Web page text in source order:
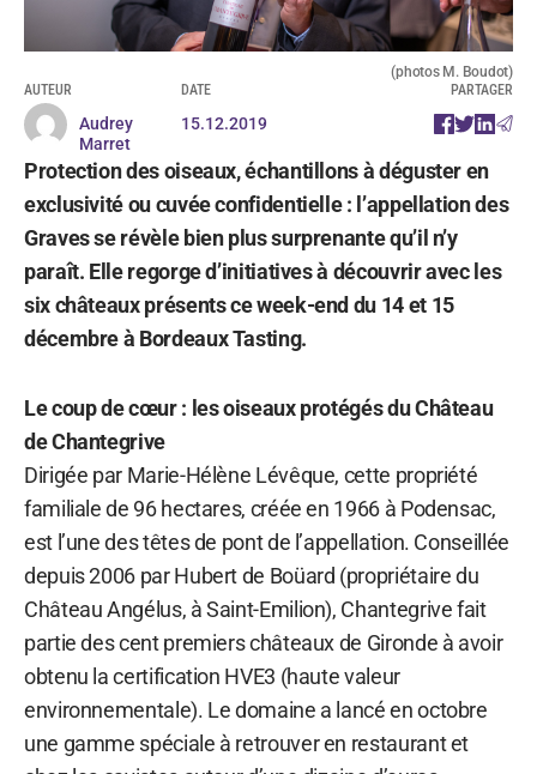
(photos M. Boudot)
AUTEUR
Audrey
Marret
DATE
15.12.2019
PARTAGER
Protection des oiseaux, échantillons à déguster en
exclusivité ou cuvée confidentielle : l’appellation des
Graves se révèle bien plus surprenante qu’il n’y
paraît. Elle regorge d’initiatives à découvrir avec les
six châteaux présents ce week-end du 14 et 15
décembre à Bordeaux Tasting.
Le coup de cœur : les oiseaux protégés du Château
de Chantegrive
Dirigée par Marie-Hélène Lévêque, cette propriété
familiale de 96 hectares, créée en 1966 à Podensac,
est l’une des têtes de pont de l’appellation. Conseillée
depuis 2006 par Hubert de Boüard (propriétaire du
Château Angélus, à Saint-Emilion), Chantegrive fait
partie des cent premiers châteaux de Gironde à avoir
obtenu la certification HVE3 (haute valeur
environnementale). Le domaine a lancé en octobre
une gamme spéciale à retrouver en restaurant et